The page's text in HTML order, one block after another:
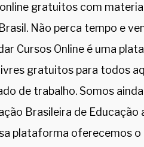
gratuitos com
Não perca tempo e
Cursos Online é uma
gratuitos para todos
de trabalho. Somos
Brasileira de Educação
plataforma oferecemos